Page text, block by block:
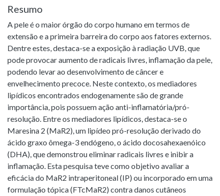
Resumo
A pele é o maior órgão do corpo humano em termos de
extensão e a primeira barreira do corpo aos fatores externos.
Dentre estes, destaca-se a exposição à radiação UVB, que
pode provocar aumento de radicais livres, inflamação da pele,
podendo levar ao desenvolvimento de câncer e
envelhecimento precoce. Neste contexto, os mediadores
lipídicos encontrados endogenamente são de grande
importância, pois possuem ação anti-inflamatória/pró-
resolução. Entre os mediadores lipídicos, destaca-se o
Maresina 2 (MaR2), um lipídeo pró-resolução derivado do
ácido graxo ômega-3 endógeno, o ácido docosahexaenóico
(DHA), que demonstrou eliminar radicais livres e inibir a
inflamação. Esta pesquisa teve como objetivo avaliar a
eficácia do MaR2 intraperitoneal (IP) ou incorporado em uma
formulação tópica (FTcMaR2) contra danos cutâneos